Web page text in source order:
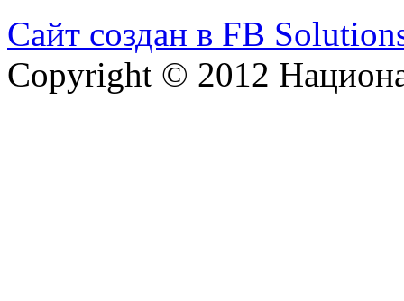
Сайт создан в FB
Copyright © 2012